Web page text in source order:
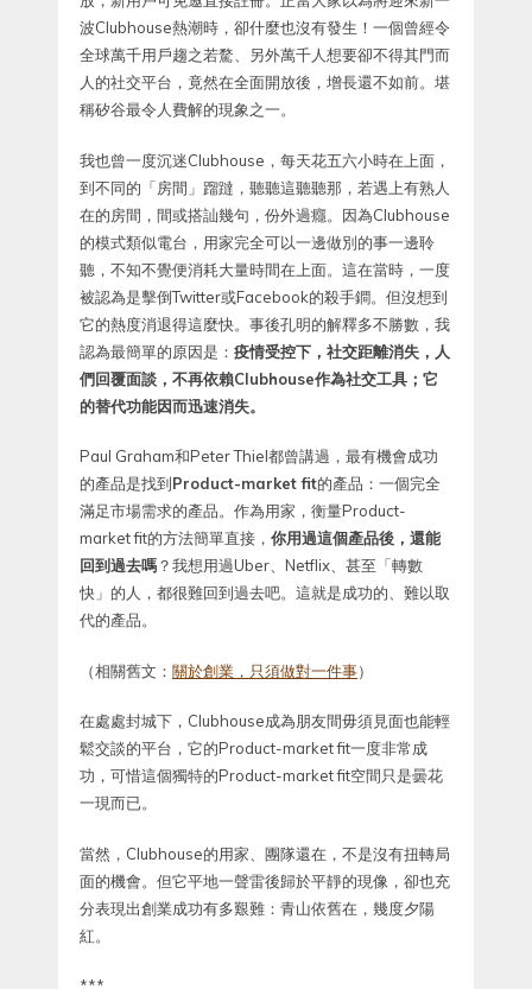
波Clubhouse熱潮時，卻什麼也沒有發生！一個曾經令
全球萬千用戶趨之若騖、另外萬千人想要卻不得其門而
人的社交平台，竟然在全面開放後，增長還不如前。堪
稱矽谷最令人費解的現象之一。
我也曾一度沉迷Clubhouse，每天花五六小時在上面，
到不同的「房間」蹓躂，聽聽這聽聽那，若遇上有熟人
在的房間，間或搭訕幾句，份外過癮。因為Clubhouse
的模式類似電台，用家完全可以一邊做別的事一邊聆
聽，不知不覺便消耗大量時間在上面。這在當時，一度
被認為是擊倒Twitter或Facebook的殺手鐧。但沒想到
它的熱度消退得這麼快。事後孔明的解釋多不勝數，我
認為最簡單的原因是： 疫情受控下，社交距離消失，人
們回覆面談，不再依賴Clubhouse作為社交工具；它
的替代功能因而迅速消失。
Paul Graham和Peter Thiel都曾講過，最有機會成功
的產品是找到Product-market fit的產品：一個完全
滿足市場需求的產品。作為用家，衡量Product-
market fit的方法簡單直接， 你用過這個產品後，還能
回到過去嗎？我想用過Uber、Netflix、甚至「轉數
快」的人，都很難回到過去吧。這就是成功的、難以取
代的產品。
（相關舊文： 關於創業，只須做對一件事）
在處處封城下，Clubhouse成為朋友間毋須見面也能輕
鬆交談的平台，它的Product-market fit一度非常成
功，可惜這個獨特的Product-market fit空間只是曇花
一現而已。
當然，Clubhouse的用家、團隊還在，不是沒有扭轉局
面的機會。但它平地一聲雷後歸於平靜的現像，卻也充
分表現出創業成功有多艱難：青山依舊在，幾度夕陽
紅。